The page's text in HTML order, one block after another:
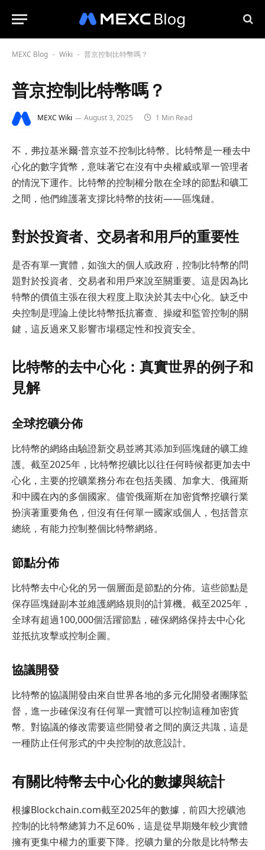
MEXC Blog - Wiki - 普京控制比特幣嗎？
普京控制比特幣嗎？
MEXC Wiki August 3, 2025 1 Min Read
不，弗拉基米爾·普京並不控制比特幣。比特幣是一種去中
心化的數字貨幣，意味著它在沒有中央權威或單一管理者
的情況下運作。比特幣的控制權分散在全球的節點和礦工
之間，他們維護著支撐比特幣的技術——區塊鏈。
對於投資者、交易者和用戶的重要性
是否有單一實體，如強大的個人或政府，控制比特幣的問
題對於投資者、交易者和用戶來說至關重要。這是因為比
特幣的價值主張在很大程度上取決於其去中心化。缺乏中
央控制是理論上使比特幣抵抗審查、操縱和監管控制的關
鍵，這反過來又影響市場穩定性和投資安全。
比特幣的去中心化：真實世界的例子和
見解
全球挖礦分佈
比特幣的網絡由驗證新交易並將其添加到區塊鏈的礦工維
護。截至2025年，比特幣挖礦比以往任何時候都更加去中
心化，主要的挖礦業務分布在包括美國、加拿大、俄羅斯
和中國在內的多個國家。儘管俄羅斯在加密貨幣挖礦行業
扮演著重要角色，但沒有任何單一國家或個人，包括普京
總統，有能力控制整個比特幣網絡。
節點分佈
比特幣去中心化的另一個層面是節點的分佈。這些節點是
保存區塊鏈副本並維護網絡規則的計算機。截至2025年，
全球有超過100,000個活躍節點，確保網絡保持去中心化
並抵抗攻擊或控制企圖。
協議開發
比特幣的協議開發由來自世界各地的多元化開發者團隊監
督，進一步確保沒有任何單一實體可以控制這種加密貨
幣。對協議的修改需要這些開發者之間的廣泛共識，這是
一種防止任何形式的中央控制的故意設計。
有關比特幣去中心化的數據與統計
根據Blockchain.com截至2025年的數據，前四大挖礦池
控制的比特幣總算力不足60%，這是從早期幾年較少實體
擁有更集中權力的重要下降。挖礦力量的分散是比特幣去